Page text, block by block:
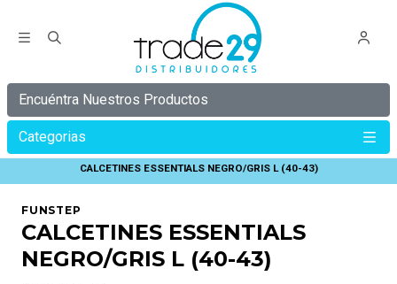
Encuéntra Nuestros Productos
Categorias
CALCETINES ESSENTIALS NEGRO/GRIS L (40-43)
FUNSTEP
CALCETINES ESSENTIALS
NEGRO/GRIS L (40-43)